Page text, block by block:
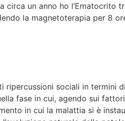
un anno ho l’Ematocrito
la magnetoterapia per 8
ripercussioni sociali in termini di
fase in cui, agendo sui
in cui la malattia si è